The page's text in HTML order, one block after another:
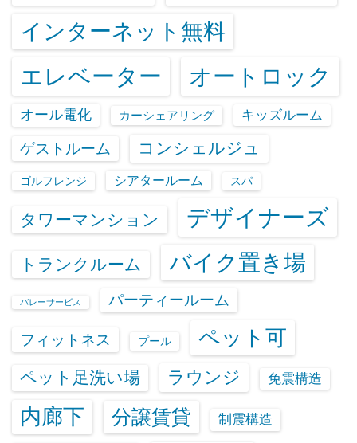
インターネット無料
エレベーター オートロック
オール電化 カーシェアリング キッズルーム
ゲストルーム コンシェルジュ
ゴルフレンジ シアタールーム スパ
タワーマンション デザイナーズ
トランクルーム バイク置き場
バレーサービス パーティールーム
フィットネス プール ペット可
ペット足洗い場 ラウンジ 免震構造
内廊下 分譲賃貸 制震構造